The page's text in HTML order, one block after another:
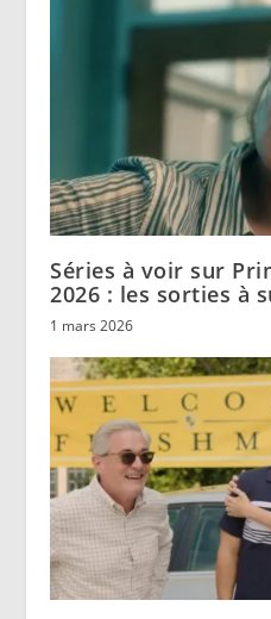
Séries à voir sur
2026 : les sorties à
1 mars 2026